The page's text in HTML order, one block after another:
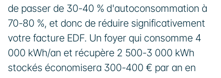
de passer de 30-40 % d'autoconsommation à
70-80 %, et donc de réduire significativement
votre facture EDF. Un foyer qui consomme 4
000 kWh/an et récupère 2 500-3 000 kWh
stockés économisera 300-400 € par an en